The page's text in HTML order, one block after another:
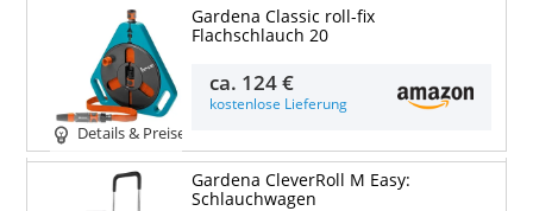
Details & Preise
Gardena Classic roll-fix
Flachschlauch 20
ca. 124 €
kostenlose Lieferung
Gardena CleverRoll M Easy:
Schlauchwagen